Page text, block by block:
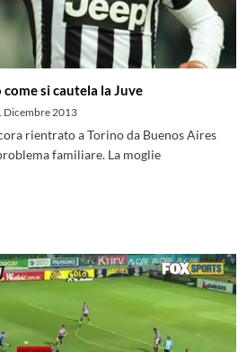
si cautela la Juve
Dicembre 2013
rientrato a Torino da Buenos Aires
familiare. La moglie